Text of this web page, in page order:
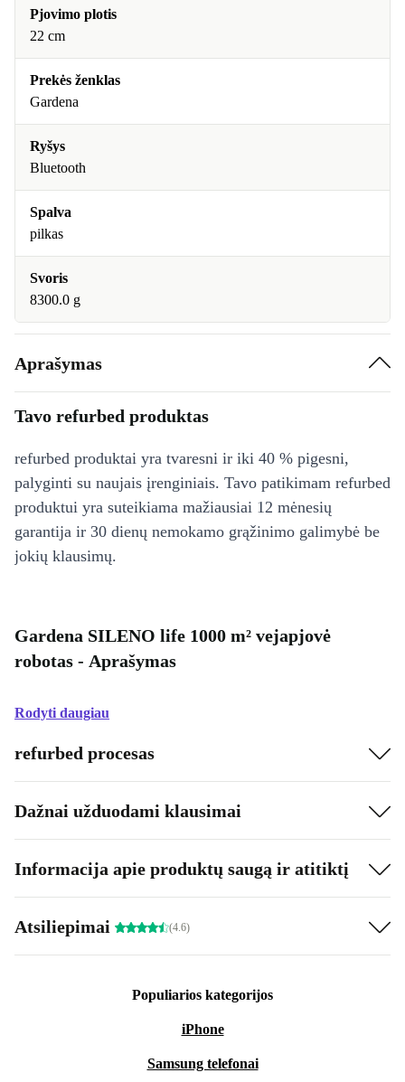
Pjovimo plotis
22 cm
Prekės ženklas
Gardena
Ryšys
Bluetooth
Spalva
pilkas
Svoris
8300.0 g
Aprašymas
Tavo refurbed produktas
refurbed produktai yra tvaresni ir iki 40 % pigesni,
palyginti su naujais įrenginiais. Tavo patikimam refurbed
produktui yra suteikiama mažiausiai 12 mėnesių
garantija ir 30 dienų nemokamo grąžinimo galimybė be
jokių klausimų.
Gardena SILENO life 1000 m² vejapjovė
robotas - Aprašymas
Rodyti daugiau
refurbed procesas
Dažnai užduodami klausimai
Informacija apie produktų saugą ir atitiktį
Atsiliepimai (4.6)
Populiarios kategorijos
iPhone
Samsung telefonai